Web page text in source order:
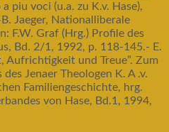
piu voci (u.a. zu K.v. Hase),
Jaeger, Nationalliberale
F.W. Graf (Hrg.) Profile des
Bd. 2/1, 1992, p. 118-145.- E.
Aufrichtigkeit und Treue”. Zum
Jenaer Theologen K. A .v.
Familiengeschichte, hrg.
von Hase, Bd.1, 1994,